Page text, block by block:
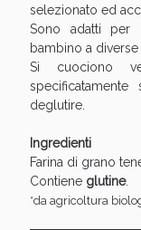
selezionato ed
Sono adatti per
bambino a diverse
Si cuociono
deglutire.
Ingredienti
Farina di grano
Contiene glutine.
*da agricoltura
Vie Urinarie e